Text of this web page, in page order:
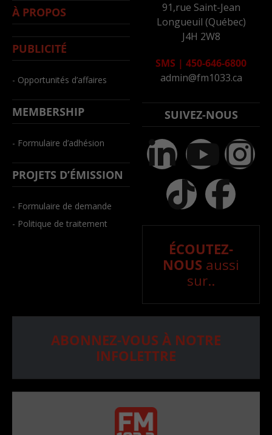
À PROPOS
PUBLICITÉ
- Opportunités d’affaires
MEMBERSHIP
- Formulaire d’adhésion
PROJETS D’ÉMISSION
- Formulaire de demande
- Politique de traitement
91,rue Saint-Jean
Longueuil (Québec)
J4H 2W8
SMS | 450-646-6800
admin@fm1033.ca
SUIVEZ-NOUS
ÉCOUTEZ-
NOUS aussi
sur..
ABONNEZ-VOUS À NOTRE
INFOLETTRE